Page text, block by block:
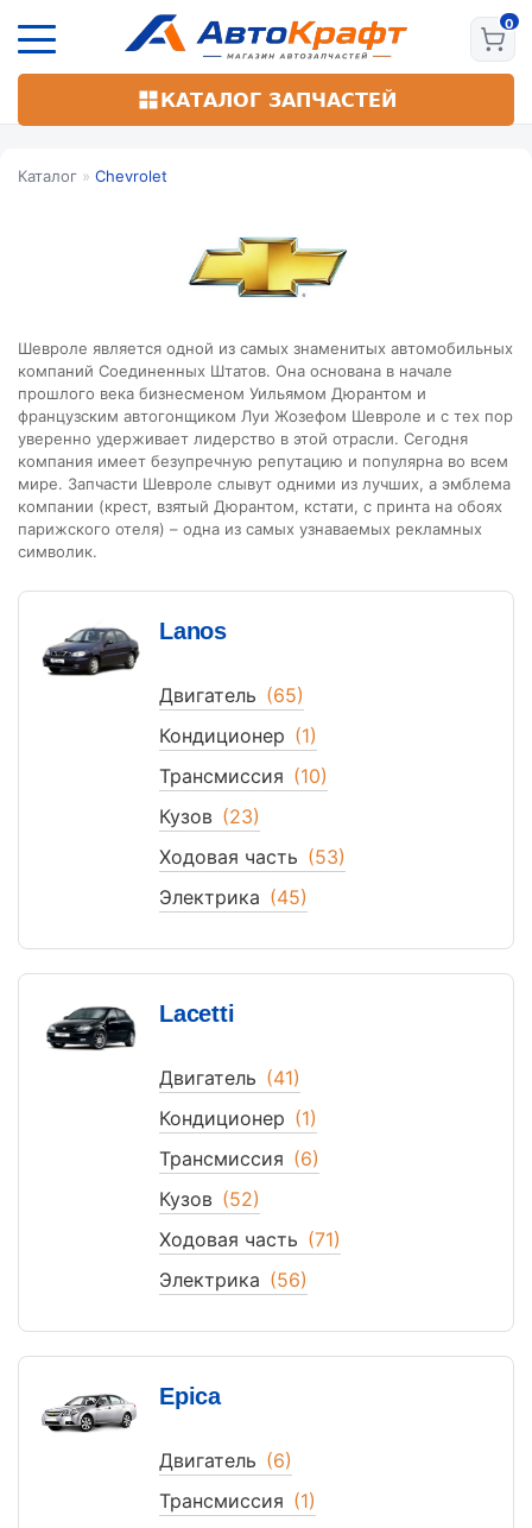
основному
КАТАЛОГ ЗАПЧАСТЕЙ
Каталог » Chevrolet
Шевроле является одной из самых знаменитых автомобильных
компаний Соединенных Штатов. Она основана в начале
прошлого века бизнесменом Уильямом Дюрантом и
французским автогонщиком Луи Жозефом Шевроле и с тех пор
уверенно удерживает лидерство в этой отрасли. Сегодня
компания имеет безупречную репутацию и популярна во всем
мире. Запчасти Шевроле слывут одними из лучших, а эмблема
компании (крест, взятый Дюрантом, кстати, с принта на обоях
парижского отеля) – одна из самых узнаваемых рекламных
символик.
Lanos
Двигатель (65)
Кондиционер (1)
Трансмиссия (10)
Кузов (23)
Ходовая часть (53)
Электрика (45)
Lacetti
Двигатель (41)
Кондиционер (1)
Трансмиссия (6)
Кузов (52)
Ходовая часть (71)
Электрика (56)
Epica
Двигатель (6)
Трансмиссия (1)